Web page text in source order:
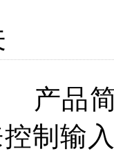
产品
制输